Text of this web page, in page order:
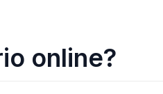
online?